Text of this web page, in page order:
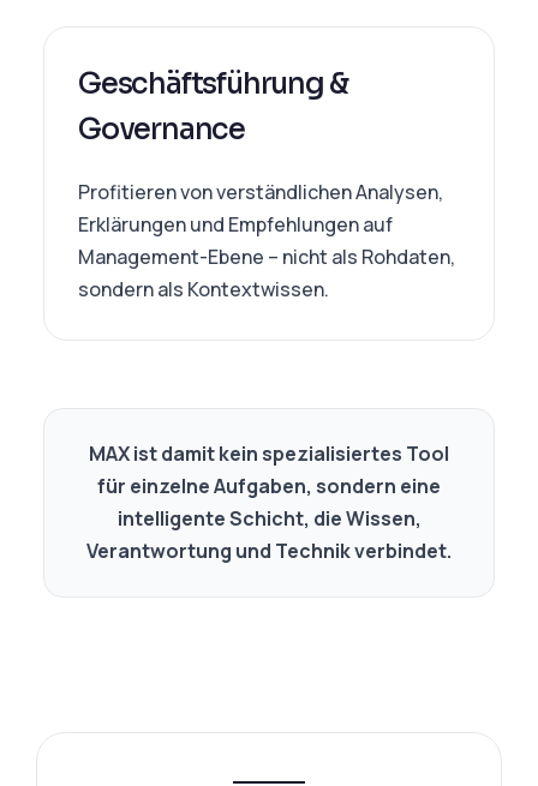
Geschäftsführung &
Governance
Profitieren von verständlichen Analysen,
Erklärungen und Empfehlungen auf
Management-Ebene – nicht als Rohdaten,
sondern als Kontextwissen.
MAX ist damit kein spezialisiertes Tool
für einzelne Aufgaben, sondern eine
intelligente Schicht, die Wissen,
Verantwortung und Technik verbindet.